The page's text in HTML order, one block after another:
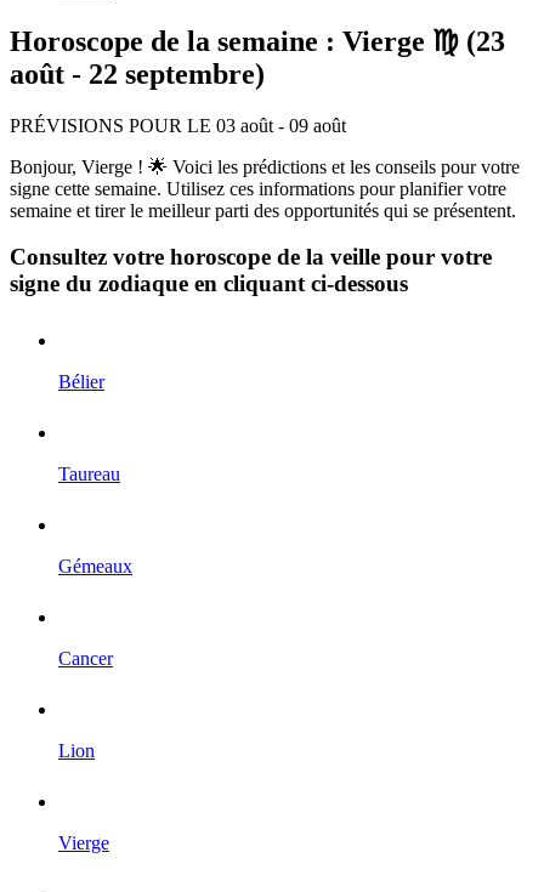
Horoscope de la semaine : Vierge ♍ (23
août - 22 septembre)
PRÉVISIONS POUR LE 03 août - 09 août
Bonjour, Vierge ! 🌟 Voici les prédictions et les conseils pour votre
signe cette semaine. Utilisez ces informations pour planifier votre
semaine et tirer le meilleur parti des opportunités qui se présentent.
Consultez votre horoscope de la veille pour votre
signe du zodiaque en cliquant ci-dessous
Bélier
Taureau
Gémeaux
Cancer
Lion
Vierge